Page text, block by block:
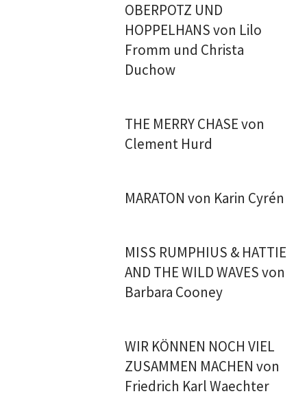
OBERPOTZ UND
HOPPELHANS von Lilo
Fromm und Christa
Duchow
THE MERRY CHASE von
Clement Hurd
MARATON von Karin Cyrén
MISS RUMPHIUS & HATTIE
AND THE WILD WAVES von
Barbara Cooney
WIR KÖNNEN NOCH VIEL
ZUSAMMEN MACHEN von
Friedrich Karl Waechter